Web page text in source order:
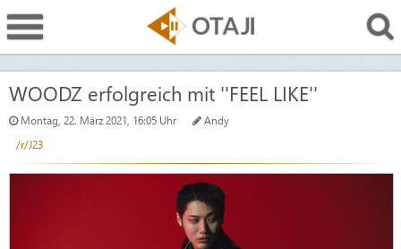
WOODZ erfolgreich mit ''FEEL LIKE''
Montag, 22. März 2021, 16:05 Uhr
Andy
/r/J23